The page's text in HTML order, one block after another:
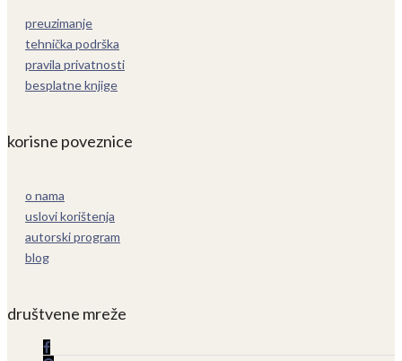
preuzimanje
tehnička podrška
pravila privatnosti
besplatne knjige
korisne poveznice
o nama
uslovi korištenja
autorski program
blog
društvene mreže